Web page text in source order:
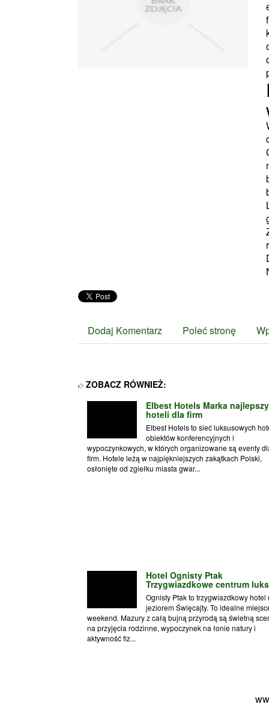
Dodaj Komentarz Poleć stronę
ZOBACZ RÓWNIEŻ:
Elbest Hotels Marka
hoteli dla firm
Elbest Hotels to sieć luksusowych
obiektów konferencyjnych i
wypoczynkowych, w których organizowane są eventy
firm. Hotele leżą w najpiękniejszych zakątkach Polski,
osłonięte od zgiełku miasta gwar...
Hotel Ognisty Ptak
Trzygwiazdkowe centrum
Ognisty Ptak to trzygwiazdkowy hotel
jeziorem Święcajty. To idealne
weekend. Mazury z całą bujną przyrodą są świetną
na przyjęcia rodzinne, wypoczynek na łonie natury i
aktywność fiz...